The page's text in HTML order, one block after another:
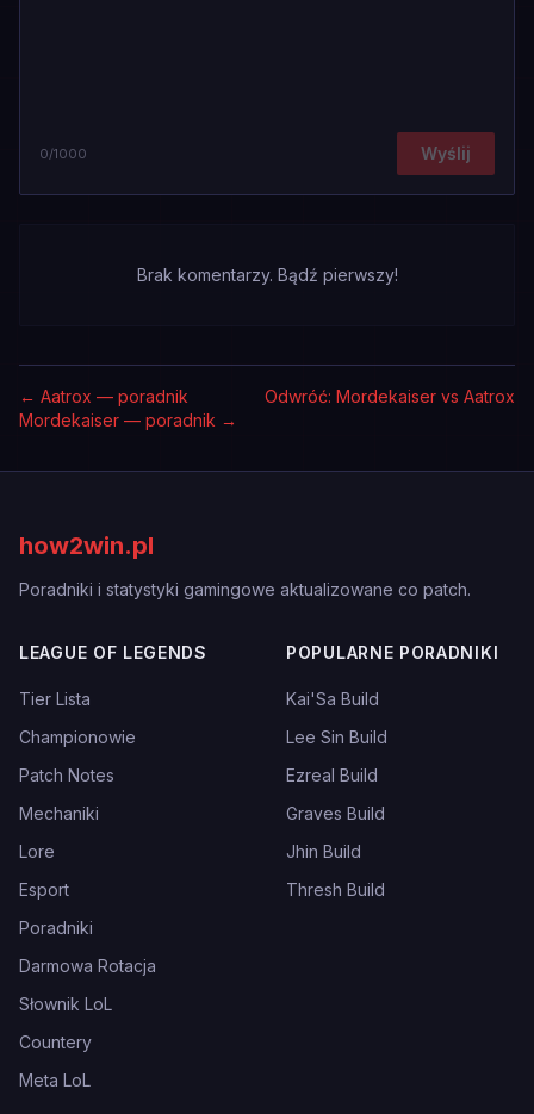
0/1000 Wyślij
Brak komentarzy. Bądź pierwszy!
← Aatrox — poradnik
Odwróć: Mordekaiser vs Aatrox
Mordekaiser — poradnik →
how2win.pl
Poradniki i statystyki gamingowe aktualizowane co patch.
LEAGUE OF LEGENDS
Tier Lista
Championowie
Patch Notes
Mechaniki
Lore
Esport
Poradniki
Darmowa Rotacja
Słownik LoL
Countery
Meta LoL
POPULARNE PORADNIKI
Kai'Sa Build
Lee Sin Build
Ezreal Build
Graves Build
Jhin Build
Thresh Build